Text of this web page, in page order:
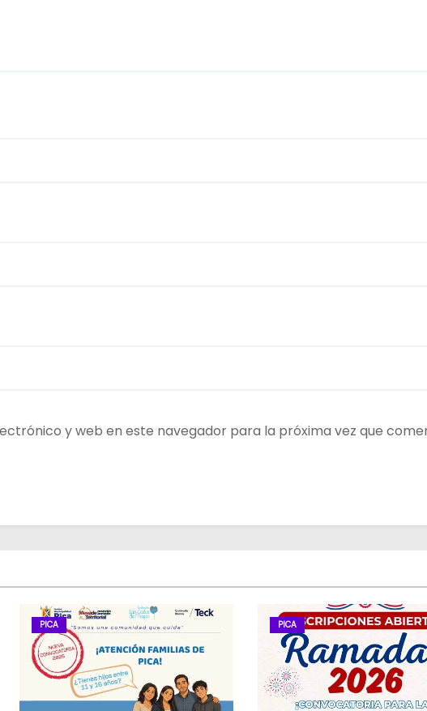
y web en este navegador para la próxima vez que
PICA PICA